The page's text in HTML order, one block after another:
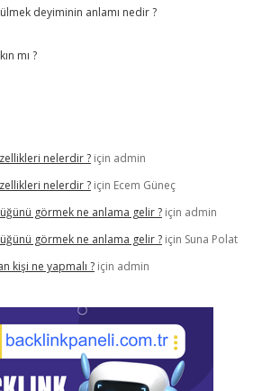
deyiminin anlamı nedir ?
mı ?
nelerdir ? için admin
nelerdir ? için Ecem Güneç
görmek ne anlama gelir ? için admin
görmek ne anlama gelir ? için Suna Polat
kişi ne yapmalı ? için admin